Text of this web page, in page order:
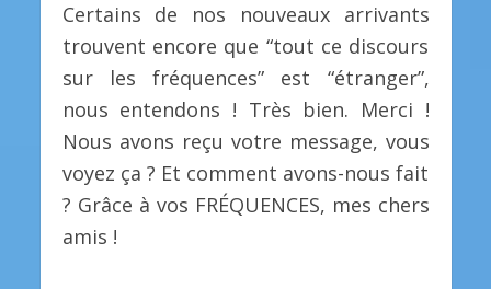
Certains de nos nouveaux arrivants
trouvent encore que “tout ce discours
sur les fréquences” est “étranger”,
nous entendons ! Très bien. Merci !
Nous avons reçu votre message, vous
voyez ça ? Et comment avons-nous fait
? Grâce à vos FRÉQUENCES, mes chers
amis !